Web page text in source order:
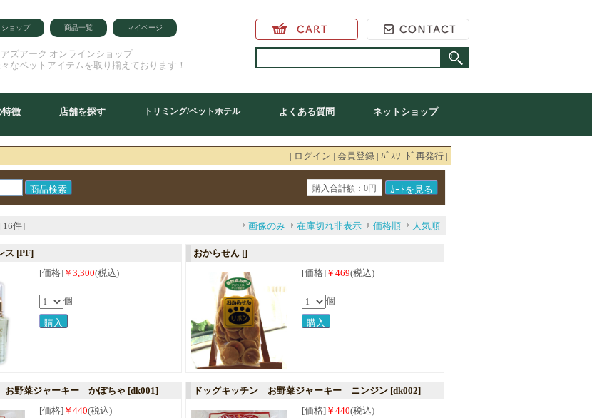
ショップ 商品一覧 マイページ
アズアーク オンラインショップ
なペットアイテムを取り揃えております！
特徴 店舗を探す トリミング/ペットホテル よくある質問 ネットショップ
| ログイン | 会員登録 | ﾊﾟｽﾜｰﾄﾞ再発行 |
購入合計額：0円
件] 画像のみ 在庫切れ非表示 価格順 人気順
ス [PF]
[価格] ￥3,300(税込)
個
おからせん []
[価格] ￥469(税込)
個
お野菜ジャーキー かぼちゃ [dk001]
[価格] ￥440(税込)
ドッグキッチン お野菜ジャーキー ニンジン [dk002]
[価格] ￥440(税込)